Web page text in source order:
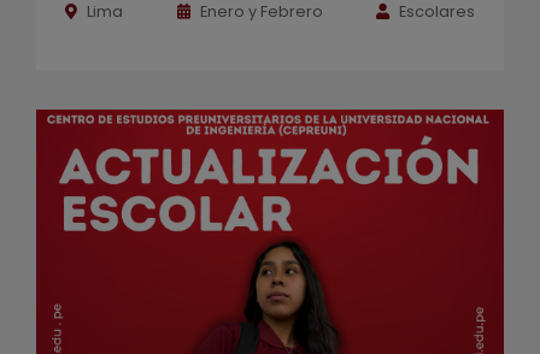
Lima Enero y Febrero Escolares